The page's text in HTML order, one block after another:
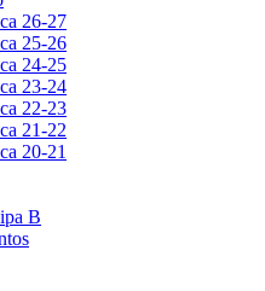
26-27
25-26
24-25
23-24
22-23
21-22
20-21
B